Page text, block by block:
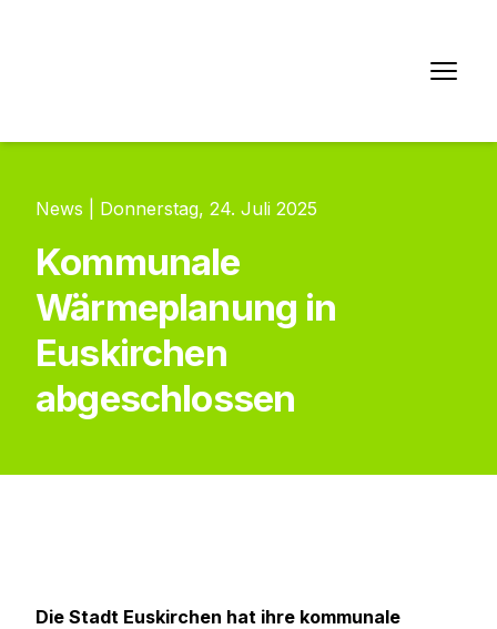
News | Donnerstag, 24. Juli 2025
Kommunale
Wärmeplanung in
Euskirchen
abgeschlossen
Die Stadt Euskirchen hat ihre kommunale